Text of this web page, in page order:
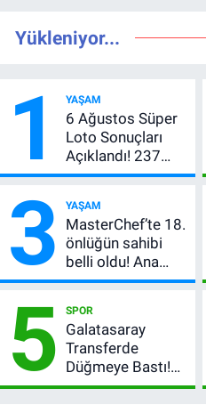
Yükleniyor...
1 YAŞAM
6 Ağustos Süper
Loto Sonuçları
Açıklandı! 237
Milyon TL’lik
3 YAŞAM
MasterChef’te 18.
önlüğün sahibi
belli oldu! Ana
kadroya giren
oldu?
5 SPOR
Galatasaray
Transferde
Düğmeye Bastı!
Leao, Camavinga